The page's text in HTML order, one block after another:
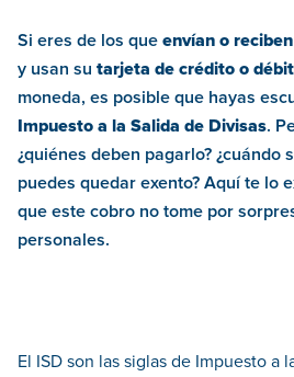
Si eres de los que envían o
y usan su tarjeta de crédito o
moneda, es posible que hayas
Impuesto a la Salida de Divisas.
¿quiénes deben pagarlo? ¿cuándo
puedes quedar exento? Aquí te lo
que este cobro no tome por
personales.
El ISD son las siglas de Impuesto a